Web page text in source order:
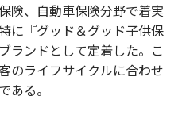
険、自動車保険分野で着実
に『グッド＆グッド子供保
ランドとして定着した。こ
のライフサイクルに合わせ
ある。